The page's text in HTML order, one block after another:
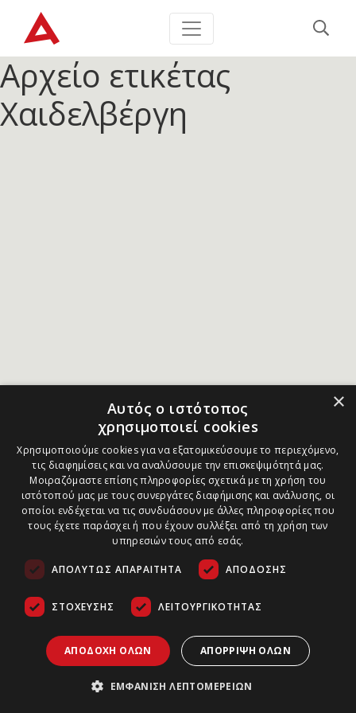
Αρχείο ετικέτας
Χαιδελβέργη
×
Αυτός ο ιστότοπος
χρησιμοποιεί cookies
Χρησιμοποιούμε cookies για να εξατομικεύσουμε το περιεχόμενο,
τις διαφημίσεις και να αναλύσουμε την επισκεψιμότητά μας.
Μοιραζόμαστε επίσης πληροφορίες σχετικά με τη χρήση του
ιστότοπού μας με τους συνεργάτες διαφήμισης και ανάλυσης, οι
οποίοι ενδέχεται να τις συνδυάσουν με άλλες πληροφορίες που
τους έχετε παράσχει ή που έχουν συλλέξει από τη χρήση των
υπηρεσιών τους από εσάς.
ΑΠΟΛΎΤΩΣ ΑΠΑΡΑΊΤΗΤΑ ΑΠΌΔΟΣΗΣ
ΣΤΌΧΕΥΣΗΣ ΛΕΙΤΟΥΡΓΙΚΌΤΗΤΑΣ
ΑΠΟΔΟΧΉ ΌΛΩΝ ΑΠΌΡΡΙΨΗ ΌΛΩΝ
ΕΜΦΆΝΙΣΗ ΛΕΠΤΟΜΕΡΕΙΏΝ